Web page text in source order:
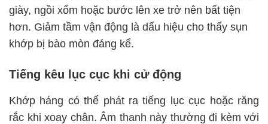
giày, ngồi xổm hoặc bước lên xe trở nên bất tiện
hơn. Giảm tầm vận động là dấu hiệu cho thấy sụn
khớp bị bào mòn đáng kể.
Tiếng kêu lục cục khi cử động
Khớp háng có thể phát ra tiếng lục cục hoặc răng
rắc khi xoay chân. Âm thanh này thường đi kèm với